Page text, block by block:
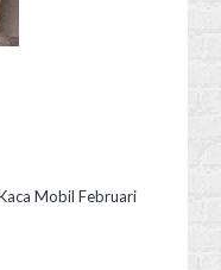
Mobil Februari